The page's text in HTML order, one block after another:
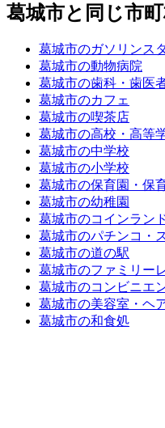
葛城市と同じ市
葛城市のガソリンス
葛城市の動物病院
葛城市の歯科・歯医
葛城市のカフェ
葛城市の喫茶店
葛城市の高校・高等
葛城市の中学校
葛城市の小学校
葛城市の保育園・保
葛城市の幼稚園
葛城市のコインラン
葛城市のパチンコ・
葛城市の道の駅
葛城市のファミリー
葛城市のコンビニエ
葛城市の美容室・ヘ
葛城市の和食処